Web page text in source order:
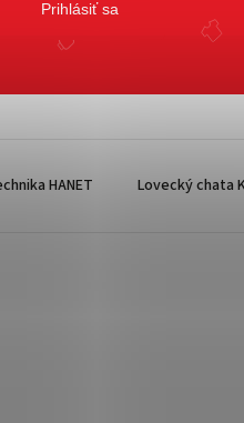
Prihlásiť sa
HANET Lovecký chata